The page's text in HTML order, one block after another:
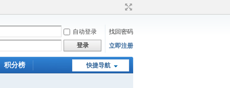
自动登录
找回密码
登录 立即注册
快捷导航
积分榜